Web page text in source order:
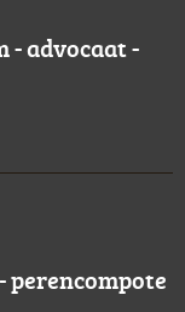
- advocaat -